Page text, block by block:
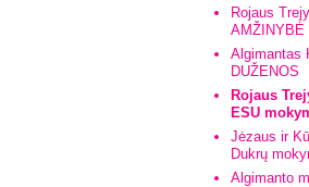
Rojaus
AMŽINYBĖ
Algimantas
DUŽENOS
Rojaus
ESU
Jėzaus ir
Dukrų
Algimanto